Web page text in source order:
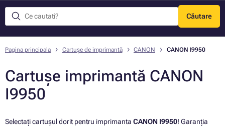
Căutare
Meniu
Pagina principala Cartușe de imprimantă CANON CANON I9950
Cartușe imprimantă CANON
I9950
Selectați cartușul dorit pentru imprimanta CANON I9950! Garanția